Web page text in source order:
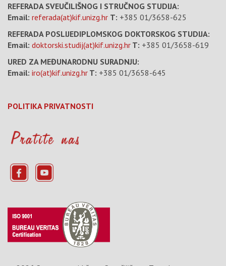
REFERADA SVEUČILIŠNOG I STRUČNOG STUDIJA:
Email: referada(at)kif.unizg.hr T: +385 01/3658-625
REFERADA POSLIJEDIPLOMSKOG DOKTORSKOG STUDIJA:
Email: doktorski.studij(at)kif.unizg.hr T: +385 01/3658-619
URED ZA MEĐUNARODNU SURADNJU:
Email: iro(at)kif.unizg.hr T: +385 01/3658-645
POLITIKA PRIVATNOSTI